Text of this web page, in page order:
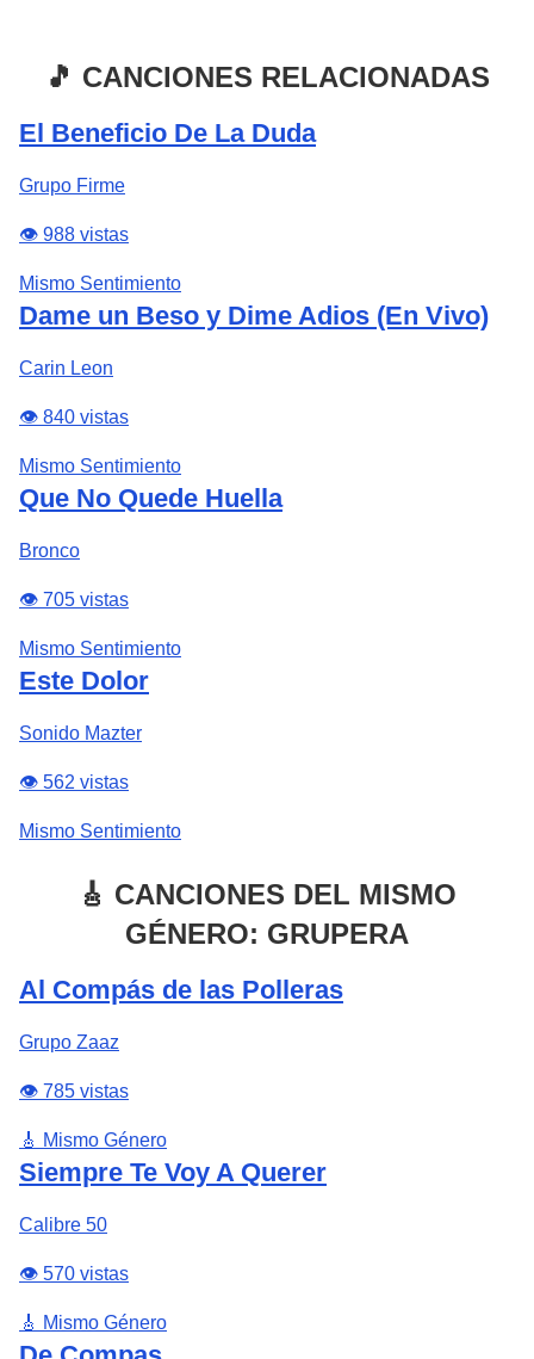
🎵 CANCIONES RELACIONADAS
El Beneficio De La Duda
Grupo Firme
👁️ 988 vistas
Mismo Sentimiento
Dame un Beso y Dime Adios (En Vivo)
Carin Leon
👁️ 840 vistas
Mismo Sentimiento
Que No Quede Huella
Bronco
👁️ 705 vistas
Mismo Sentimiento
Este Dolor
Sonido Mazter
👁️ 562 vistas
Mismo Sentimiento
🎸 CANCIONES DEL MISMO
GÉNERO: GRUPERA
Al Compás de las Polleras
Grupo Zaaz
👁️ 785 vistas
🎸 Mismo Género
Siempre Te Voy A Querer
Calibre 50
👁️ 570 vistas
🎸 Mismo Género